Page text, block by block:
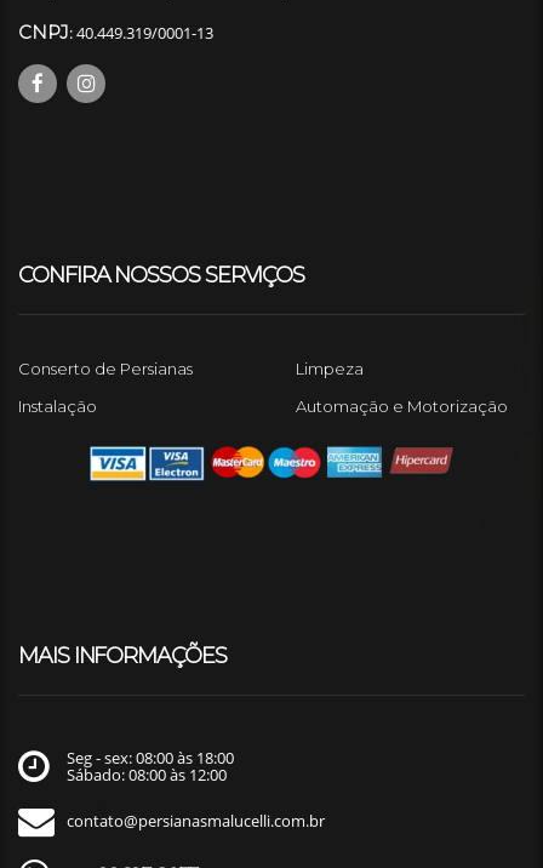
CNPJ: 40.449.319/0001-13
CONFIRA NOSSOS SERVIÇOS
Conserto de Persianas
Limpeza
Instalação
Automação e Motorização
MAIS INFORMAÇÕES
Seg - sex: 08:00 às 18:00
Sábado: 08:00 às 12:00
contato@persianasmalucelli.com.br